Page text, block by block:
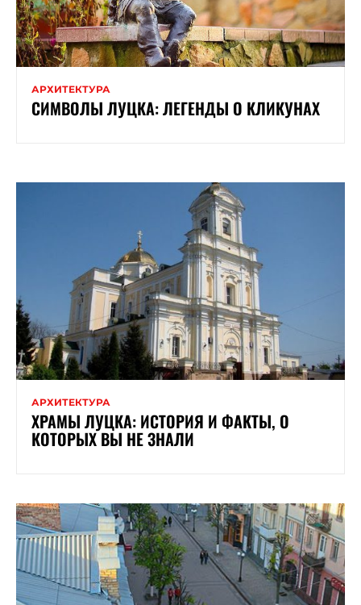
АРХИТЕКТУРА
СИМВОЛЫ ЛУЦКА: ЛЕГЕНДЫ О КЛИКУНАХ
АРХИТЕКТУРА
ХРАМЫ ЛУЦКА: ИСТОРИЯ И ФАКТЫ, О
КОТОРЫХ ВЫ НЕ ЗНАЛИ